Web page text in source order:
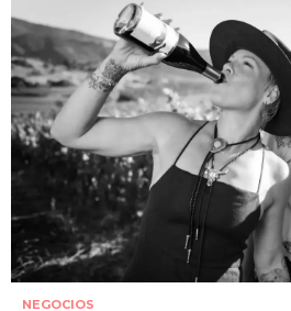
NEGOCIOS